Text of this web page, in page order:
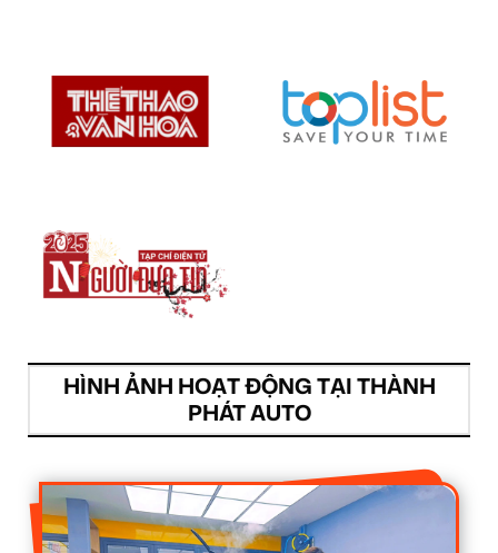
HÌNH ẢNH HOẠT ĐỘNG TẠI THÀNH
PHÁT AUTO